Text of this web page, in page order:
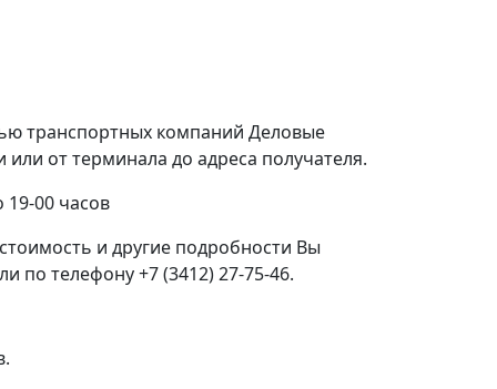
транспортных компаний Деловые
от терминала до адреса получателя.
19-00 часов
и другие подробности Вы
по телефону +7 (3412) 27-75-46.